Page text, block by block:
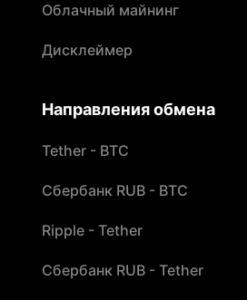
Облачный майнинг
Дисклеймер
Направления обмена
Tether - BTC
Сбербанк RUB - BTC
Ripple - Tether
Сбербанк RUB - Tether